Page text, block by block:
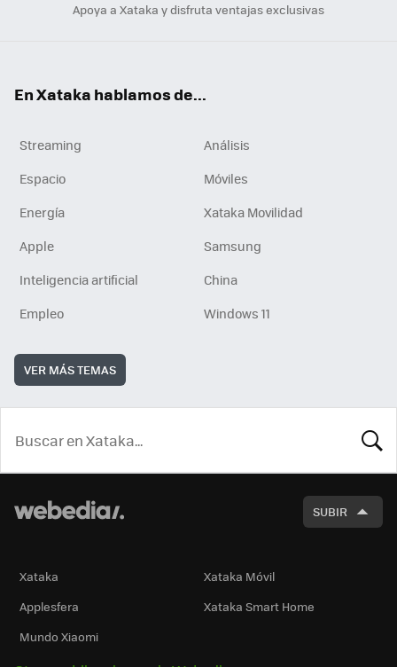
Apoya a Xataka y disfruta ventajas exclusivas
En Xataka hablamos de...
Streaming
Análisis
Espacio
Móviles
Energía
Xataka Movilidad
Apple
Samsung
Inteligencia artificial
China
Empleo
Windows 11
VER MÁS TEMAS
SUBIR
Xataka
Xataka Móvil
Applesfera
Xataka Smart Home
Mundo Xiaomi